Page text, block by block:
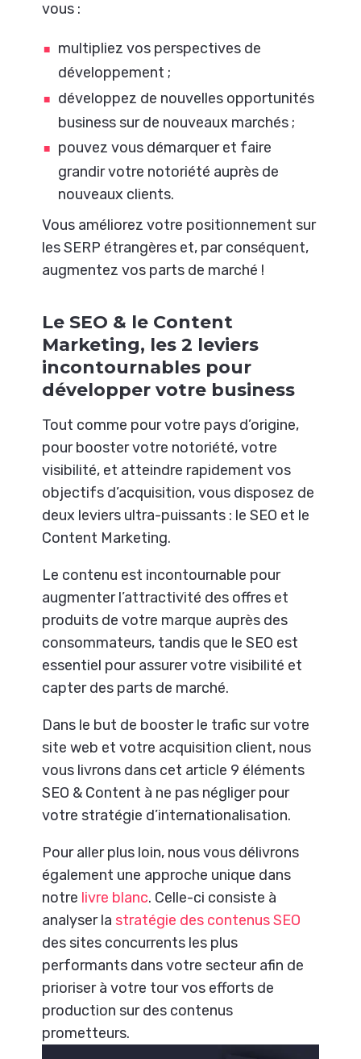
vous :
multipliez vos perspectives de
développement ;
développez de nouvelles opportunités
business sur de nouveaux marchés ;
pouvez vous démarquer et faire
grandir votre notoriété auprès de
nouveaux clients.
Vous améliorez votre positionnement sur
les SERP étrangères et, par conséquent,
augmentez vos parts de marché !
Le SEO & le Content
Marketing, les 2 leviers
incontournables pour
développer votre business
Tout comme pour votre pays d’origine,
pour booster votre notoriété, votre
visibilité, et atteindre rapidement vos
objectifs d’acquisition, vous disposez de
deux leviers ultra-puissants : le SEO et le
Content Marketing.
Le contenu est incontournable pour
augmenter l’attractivité des offres et
produits de votre marque auprès des
consommateurs, tandis que le SEO est
essentiel pour assurer votre visibilité et
capter des parts de marché.
Dans le but de booster le trafic sur votre
site web et votre acquisition client, nous
vous livrons dans cet article 9 éléments
SEO & Content à ne pas négliger pour
votre stratégie d’internationalisation.
Pour aller plus loin, nous vous délivrons
également une approche unique dans
notre livre blanc. Celle-ci consiste à
analyser la stratégie des contenus SEO
des sites concurrents les plus
performants dans votre secteur afin de
prioriser à votre tour vos efforts de
production sur des contenus
prometteurs.